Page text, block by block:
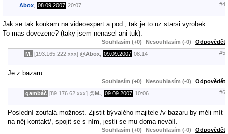
Abox 08.09.2007 20:07 #4
Jak se tak koukam na videoexpert a pod., tak je to uz starsi vyrobek.
To mas dovezene? (taky jsem nenasel ani tuk).
Souhlasím (+0) Nesouhlasím (-0) Odpovědět
M. [193.165.222.xxx] @Abox 09.09.2007 08:14 #5
Je z bazaru.
Souhlasím (+0) Nesouhlasím (-0) Odpovědět
gambáč [89.176.62.xxx] @M. 09.09.2007 10:06 #6
Poslední zoufalá možnost. Zjistit bývalého majitele /v bazaru by měli mít
na něj kontakt/, spojit se s ním, jestli se mu doma neválí.
Souhlasím (+0) Nesouhlasím (-0) Odpovědět